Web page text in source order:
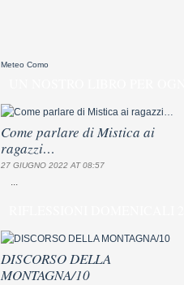
Meteo Como
Come parlare di Mistica ai
ragazzi…
27 GIUGNO 2022 AT 08:57
...
DISCORSO DELLA
MONTAGNA/10